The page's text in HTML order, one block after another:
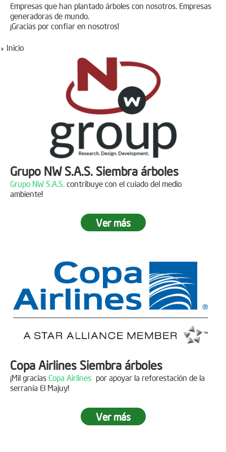
Empresas que han plantado árboles con nosotros. Empresas
generadoras de mundo.
¡Gracias por confiar en nosotros!
Inicio
Grupo NW S.A.S. Siembra árboles
Grupo NW S.A.S. contribuye con el cuiado del medio
ambiente!
Jornada de reforestación
15 personas
Ver más
Copa Airlines Siembra árboles
¡Mil gracias Copa Airlines por apoyar la reforestación de la
serranía El Majuy!
Siembra en el Páramo Aguas Vivas
Ver más